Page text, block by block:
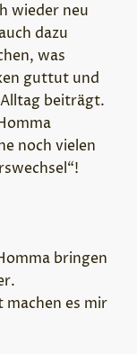
wieder neu
dazu
was
guttut und
beiträgt.
noch vielen
bringen
es mir